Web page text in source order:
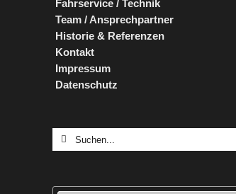
Fahrservice / Technik
Team / Ansprechpartner
Historie & Referenzen
Kontakt
Impressum
Datenschutz
Suche
nach: